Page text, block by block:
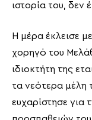
ιστορία του, δεν
Η μέρα έκλεισε
χορηγό του
ιδιοκτήτη της
τα νεότερα μέλη
ευχαρίστησε για